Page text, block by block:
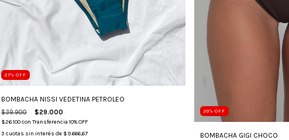
27% OFF
BOMBACHA NISSI VEDETINA PETROLEO
$39.900 $29.000
$26.100con Transferencia 10% OFF
3 cuotas sin interés de $9.666,67
20% OFF
BOMBACHA GIGI CHOCO